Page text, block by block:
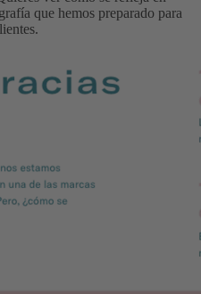
que hemos preparado para